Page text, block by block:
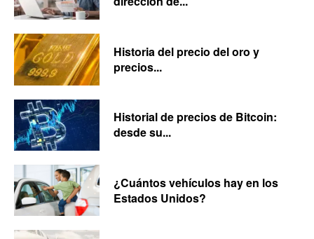
Historia del precio del oro y
precios...
Historial de precios de Bitcoin:
desde su...
¿Cuántos vehículos hay en los
Estados Unidos?